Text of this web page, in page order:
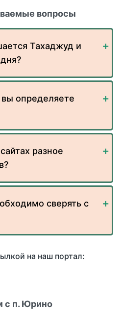
вопросы
Тахаджуд и
определяете
разное
сверять с
на наш портал:
с п. Юрино